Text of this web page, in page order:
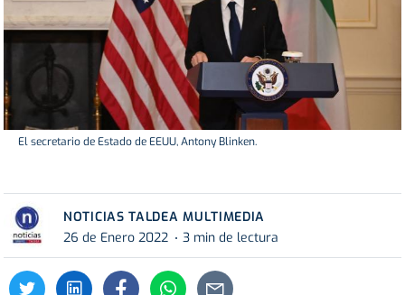
El secretario de Estado de EEUU, Antony Blinken.
NOTICIAS TALDEA MULTIMEDIA
26 de Enero 2022
3 min de lectura